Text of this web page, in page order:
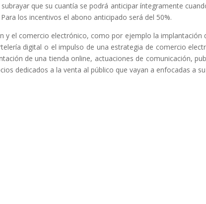
que su cuantía se podrá anticipar íntegramente
los incentivos el abono anticipado será del 50%.
y el comercio electrónico, como por ejemplo la
digital o el impulso de una estrategia de comercio
de una tienda online, actuaciones de comunicación,
dedicados a la venta al público que vayan a enfocadas a